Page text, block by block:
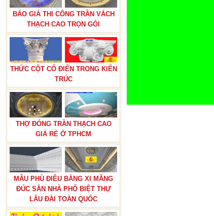
BÁO GIÁ THI CÔNG TRẦN VÁCH
THẠCH CAO TRỌN GÓI
THỨC CỘT CỔ ĐIỂN TRONG KIẾN
TRÚC
THỢ ĐÓNG TRẦN THẠCH CAO
GIÁ RẺ Ở TPHCM
MẪU PHÙ ĐIÊU BẰNG XI MĂNG
ĐÚC SẴN NHÀ PHỐ BIỆT THỰ
LÂU ĐÀI TOÀN QUỐC